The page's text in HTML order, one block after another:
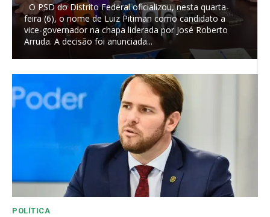
O PSD do Distrito Federal oficializou, nesta quarta-
feira (6), o nome de Luiz Pitiman como candidato a
vice-governador na chapa liderada por José Roberto
Arruda. A decisão foi anunciada...
POLÍTICA